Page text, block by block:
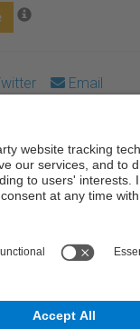
Email
noted, content
Commons
3.0 Spain